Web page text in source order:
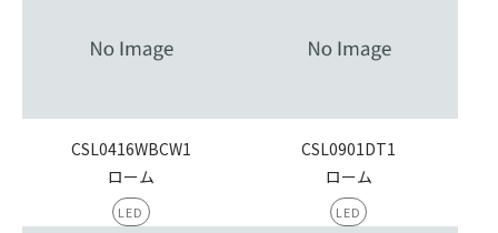
CSL0416WBCW1
ローム
LED
CSL0901DT1
ローム
LED